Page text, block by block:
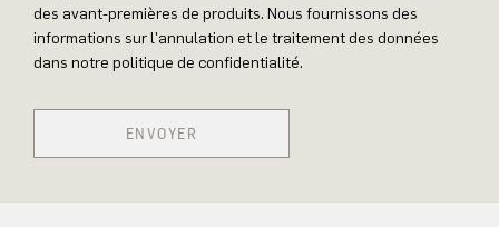
des avant-premières de produits. Nous fournissons des
informations sur l'annulation et le traitement des données
dans notre politique de confidentialité.
ENVOYER